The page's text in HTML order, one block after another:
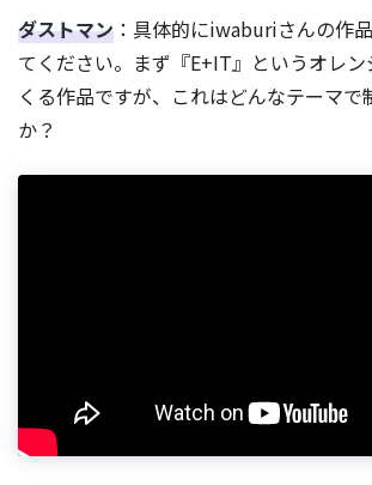
ダストマン ：具体的にiwaburiさんの作
てください。まず『E+IT』というオレ
くる作品ですが、これはどんなテーマで
か？